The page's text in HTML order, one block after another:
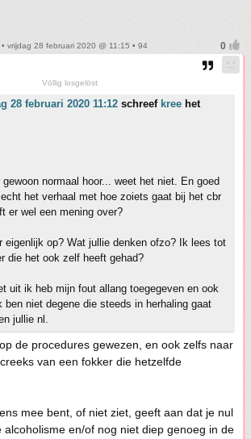
• vrijdag 28 februari 2020 @ 11:15 • 94
Völlig losgelöst
28 februari 2020 11:12 schreef kree het
normaal hoor... weet het niet. En goed
het verhaal met hoe zoiets gaat bij het cbr
er wel een mening over?
eigenlijk op? Wat jullie denken ofzo? Ik lees tot
die het ook zelf heeft gehad?
uit ik heb mijn fout allang toegegeven en ook
ben niet degene die steeds in herhaling gaat
jullie nl.
de procedures gewezen, en ook zelfs naar
van een fokker die hetzelfde
mee bent, of niet ziet, geeft aan dat je nul
alcoholisme en/of nog niet diep genoeg in de